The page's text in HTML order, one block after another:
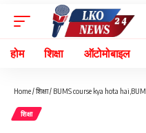
होम शिक्षा ऑटोमोबाइल
Home/शिक्षा/ BUMS course kya hota hai,BUMS course
शिक्षा